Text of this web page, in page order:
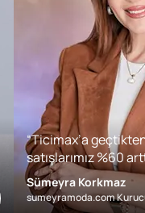
“Ticimax’a
satışlarımız %60
Sümeyra Korkmaz
sumeyramoda.com